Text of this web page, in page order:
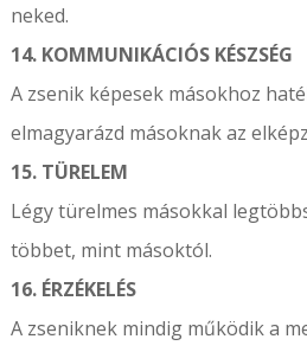
neked.
14. KOMMUNIKÁCIÓS KÉSZSÉG
A zsenik képesek másokhoz
elmagyarázd másoknak az
15. TÜRELEM
Légy türelmes másokkal
többet, mint másoktól.
16. ÉRZÉKELÉS
A zseniknek mindig működik a